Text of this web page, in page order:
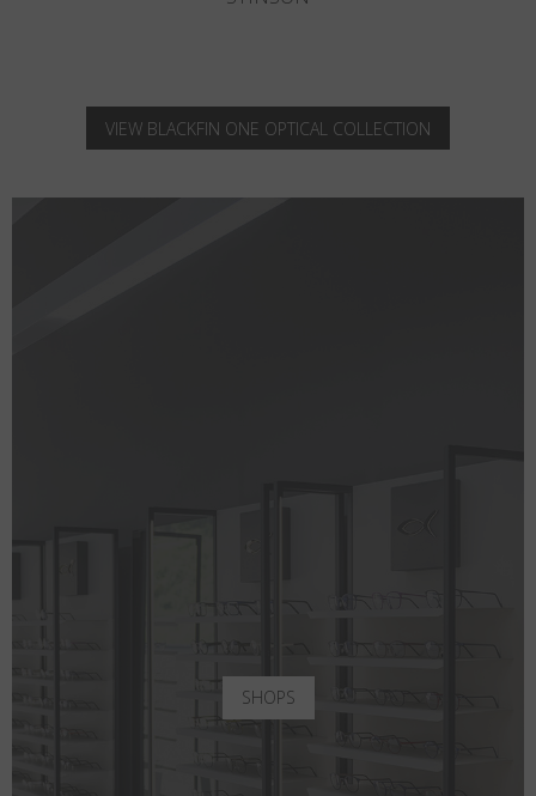
VIEW BLACKFIN ONE OPTICAL COLLECTION
SHOPS